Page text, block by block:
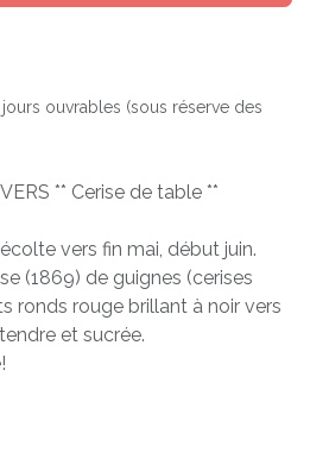
ouvrables (sous réserve des
** Cerise de table **
vers fin mai, début juin.
(1869) de guignes (cerises
ronds rouge brillant à noir vers
et sucrée.